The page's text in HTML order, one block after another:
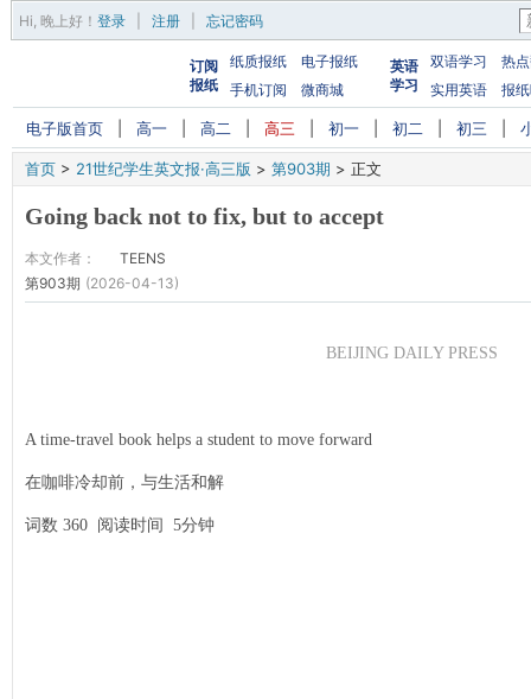
Hi, 晚上好 ！ 登录 注册 忘记密码
订阅
报纸
纸质报纸
电子报纸
手机订阅
微商城
英语
学习
双语学习
热
实用英语
报
电子版首页 高一 高二 高三 初一 初二 初三
首页 > 21世纪学生英文报·高三版 > 第903期 > 正文
Going back not to fix, but to accept
本文作者：
TEENS
第903期 (2026-04-13)
BEIJING DAILY PRESS
A time-travel book helps a student to move forward
在咖啡冷却前，与生活和解
词数 360 阅读时间 5分钟